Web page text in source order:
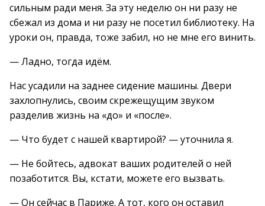
сильным ради меня. За эту неделю он ни разу не
сбежал из дома и ни разу не посетил библиотеку. На
уроки он, правда, тоже забил, но не мне его винить.
— Ладно, тогда идём.
Нас усадили на заднее сидение машины. Двери
захлопнулись, своим скрежещущим звуком
разделив жизнь на «до» и «после».
— Что будет с нашей квартирой? — уточнила я.
— Не бойтесь, адвокат ваших родителей о ней
позаботится. Вы, кстати, можете его вызвать.
— Он сейчас в Париже. А тот, кого он оставил